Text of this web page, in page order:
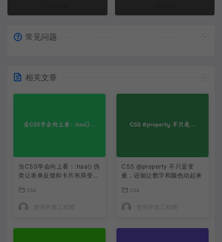
常见问题
相关文章
当CSS学会向上看：:has() 伪
类让表单反馈和卡片布局变得
css
资深开发工程师
CSS @property 不只是变
量，还能让数字和颜色动起来
css
资深开发工程师